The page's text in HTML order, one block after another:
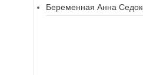
Беременная Анна